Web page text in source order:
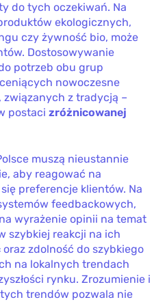
do tych oczekiwań. Na
ekologicznych,
czy żywność bio, może
Dostosowywanie
potrzeb obu grup
nowoczesne
związanych z tradycją –
postaci zróżnicowanej
muszą nieustannie
aby reagować na
preferencje klientów. Na
feedbackowych,
wyrażenie opinii na temat
szybkiej reakcji na ich
oraz zdolność do szybkiego
na lokalnych trendach
rynku. Zrozumienie i
trendów pozwala nie